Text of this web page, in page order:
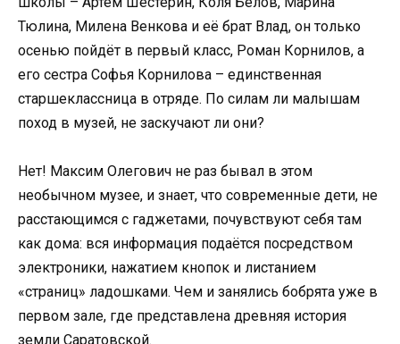
Тюлина, Милена Венкова и её брат Влад, он только
осенью пойдёт в первый класс, Роман Корнилов, а
его сестра Софья Корнилова – единственная
старшеклассница в отряде. По силам ли малышам
поход в музей, не заскучают ли они?
Нет! Максим Олегович не раз бывал в этом
необычном музее, и знает, что современные дети, не
расстающимся с гаджетами, почувствуют себя там
как дома: вся информация подаётся посредством
электроники, нажатием кнопок и листанием
«страниц» ладошками. Чем и занялись бобрята уже в
первом зале, где представлена древняя история
земли Саратовской.